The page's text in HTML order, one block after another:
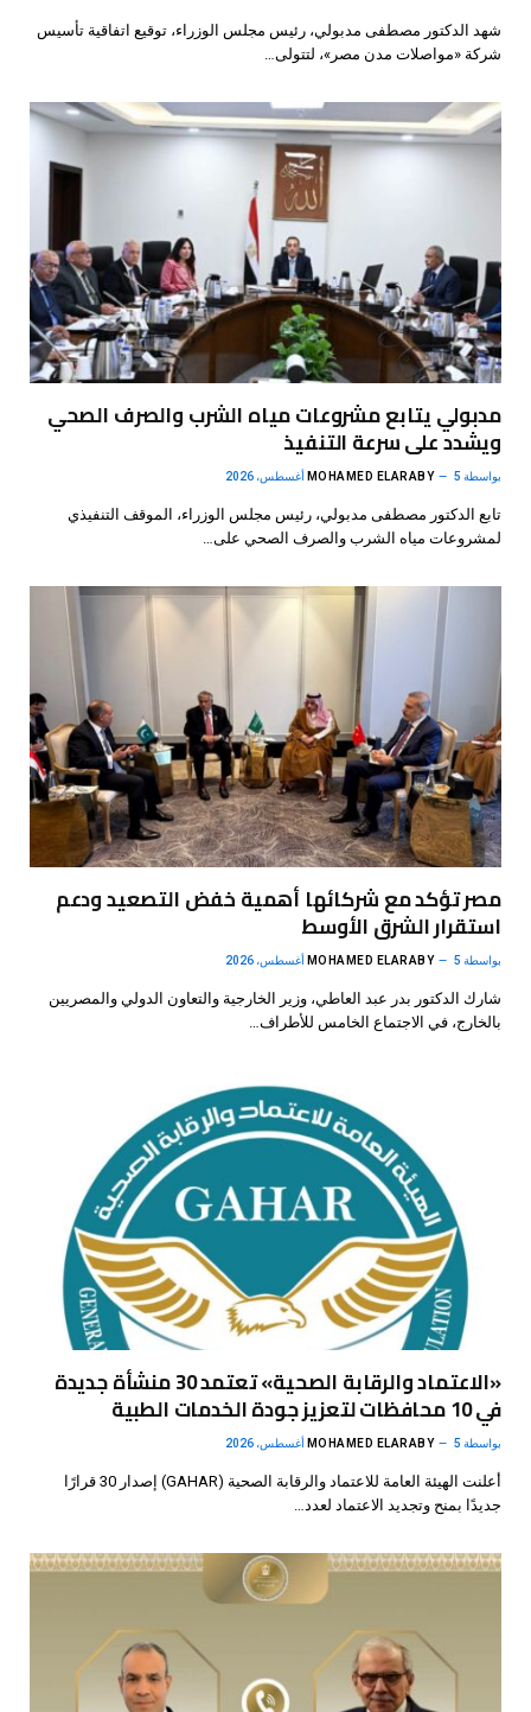
شهد الدكتور مصطفى مدبولي، رئيس مجلس الوزراء، توقيع اتفاقية تأسيس
شركة «مواصلات مدن مصر»، لتتولى…
مدبولي يتابع مشروعات مياه الشرب والصرف الصحي
ويشدد على سرعة التنفيذ
بواسطة MOHAMED ELARABY 5 أغسطس، 2026
تابع الدكتور مصطفى مدبولي، رئيس مجلس الوزراء، الموقف التنفيذي
لمشروعات مياه الشرب والصرف الصحي على…
مصر تؤكد مع شركائها أهمية خفض التصعيد ودعم
استقرار الشرق الأوسط
بواسطة MOHAMED ELARABY 5 أغسطس، 2026
شارك الدكتور بدر عبد العاطي، وزير الخارجية والتعاون الدولي والمصريين
بالخارج، في الاجتماع الخامس للأطراف…
«الاعتماد والرقابة الصحية» تعتمد 30 منشأة جديدة
في 10 محافظات لتعزيز جودة الخدمات الطبية
بواسطة MOHAMED ELARABY 5 أغسطس، 2026
أعلنت الهيئة العامة للاعتماد والرقابة الصحية (GAHAR) إصدار 30 قرارًا
جديدًا بمنح وتجديد الاعتماد لعدد…